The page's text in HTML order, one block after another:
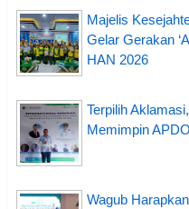
Majelis
Gelar Gerakan
HAN 2026
Terpilih
Memimpin
Wagub